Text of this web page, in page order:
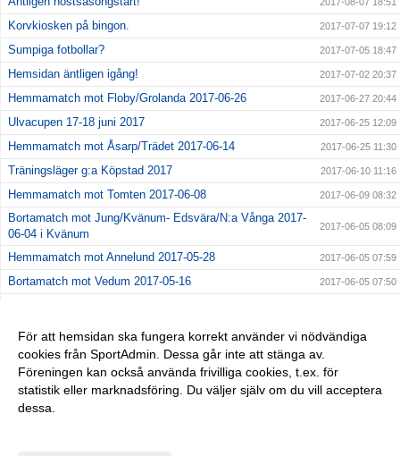
2017-08-07 18:51
Korvkiosken på bingon. 2017-07-07 19:12
Sumpiga fotbollar? 2017-07-05 18:47
Hemsidan äntligen igång! 2017-07-02 20:37
Hemmamatch mot Floby/Grolanda 2017-06-26 2017-06-27 20:44
Ulvacupen 17-18 juni 2017 2017-06-25 12:09
Hemmamatch mot Åsarp/Trädet 2017-06-14 2017-06-25 11:30
Träningsläger g:a Köpstad 2017 2017-06-10 11:16
Hemmamatch mot Tomten 2017-06-08 2017-06-09 08:32
Bortamatch mot Jung/Kvänum- Edsvära/N:a Vånga 2017-
06-04 i Kvänum
2017-06-05 08:09
Hemmamatch mot Annelund 2017-05-28 2017-06-05 07:59
Bortamatch mot Vedum 2017-05-16 2017-06-05 07:50
Seriepremiär! 2017-05-03 i Grolanda 2017-06-05 07:27
Giffcupen 2017-04-29 2017-06-04 11:52
Sandbacken Cup 2017-04-17 2017-04-19 21:23
För att hemsidan ska fungera korrekt använder vi nödvändiga
cookies från SportAdmin. Dessa går inte att stänga av.
Föreningen kan också använda frivilliga cookies, t.ex. för
statistik eller marknadsföring. Du väljer själv om du vill acceptera
dessa.